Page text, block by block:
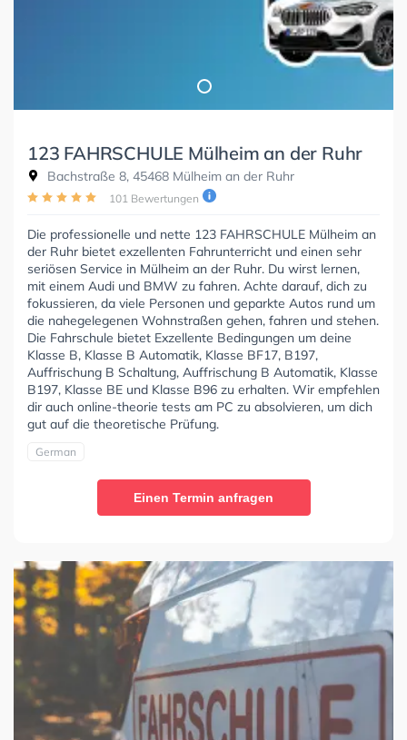
123 FAHRSCHULE Mülheim an der Ruhr
Bachstraße 8, 45468 Mülheim an der Ruhr
101 Bewertungen
Die professionelle und nette 123 FAHRSCHULE Mülheim an
der Ruhr bietet exzellenten Fahrunterricht und einen sehr
seriösen Service in Mülheim an der Ruhr. Du wirst lernen,
mit einem Audi und BMW zu fahren. Achte darauf, dich zu
fokussieren, da viele Personen und geparkte Autos rund um
die nahegelegenen Wohnstraßen gehen, fahren und stehen.
Die Fahrschule bietet Exzellente Bedingungen um deine
Klasse B, Klasse B Automatik, Klasse BF17, B197,
Auffrischung B Schaltung, Auffrischung B Automatik, Klasse
B197, Klasse BE und Klasse B96 zu erhalten. Wir empfehlen
dir auch online-theorie tests am PC zu absolvieren, um dich
gut auf die theoretische Prüfung.
German
Einen Termin anfragen